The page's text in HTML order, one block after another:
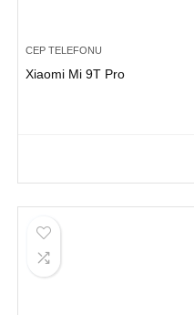
CEP TELEFONU
Xiaomi Mi 9T Pro